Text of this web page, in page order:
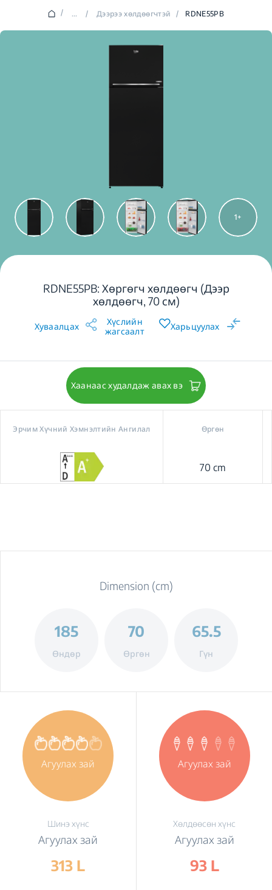
/ ... / Дээрээ хөлдөөгчтэй / RDNE55PB
1
RDNE55PB: Хөргөгч хөлдөөгч (Дээр
хөлдөөгч, 70 см)
Хуваалцах
Хүслийн
жагсаалт
Харьцуулах
Хаанаас худалдаж авах вэ
Эрчим Хүчний Хэмнэлтийн Ангилал Өргөн
70 cm
Dimension (cm)
185
Өндөр
70
Өргөн
65.5
Гүн
Агуулах зай
Шинэ хүнс
Агуулах зай
313 L
Агуулах зай
Хөлдөөсөн хүнс
Агуулах зай
93 L